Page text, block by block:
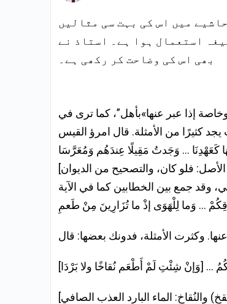
میں اس کی بہت سی مثالیں
استعمال ہوا ہے۔ استاذ نے
بھی اس کی وضاحت کر رکھی ہے۔
إذا عبر عنها»بأهل”، كما ترى في
كَعَهْدِنَا … وَجَدتُ مَقِيلًا عِندَهُم وَمُعَرَّسَا
[وَإنْ شِئْتِ لَمْ أَطْعَم نُقاخًا ولا بَرْدَا]